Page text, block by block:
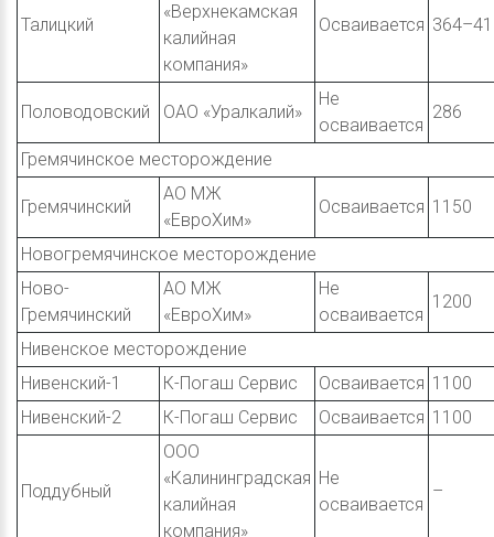
Талицкий
«Верхнекамская
калийная
компания»
Осваивается
Половодовский ОАО «Уралкалий»
Не
осваивается
286
Гремячинское месторождение
Гремячинский
АО МЖ
«ЕвроХим»
Осваивается 1150
Новогремячинское месторождение
Ново-
Гремячинский
АО МЖ
«ЕвроХим»
Не
осваивается
1200
Нивенское месторождение
Нивенский-1
К-Погаш Сервис Осваивается 1100
Нивенский-2
К-Погаш Сервис Осваивается 1100
Поддубный
ООО
«Калининградская
калийная
компания»
Не
осваивается
–